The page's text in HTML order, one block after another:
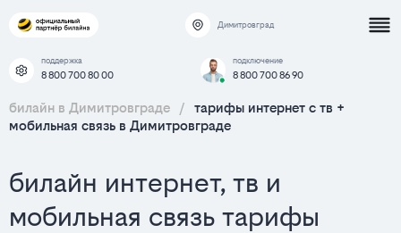
Димитровград
поддержка
8 800 700 80 00
подключение
8 800 700 86 90
билайн в Димитровграде /
тарифы интернет c тв +
мобильная связь в Димитровграде
билайн интернет, тв и
мобильная связь тарифы